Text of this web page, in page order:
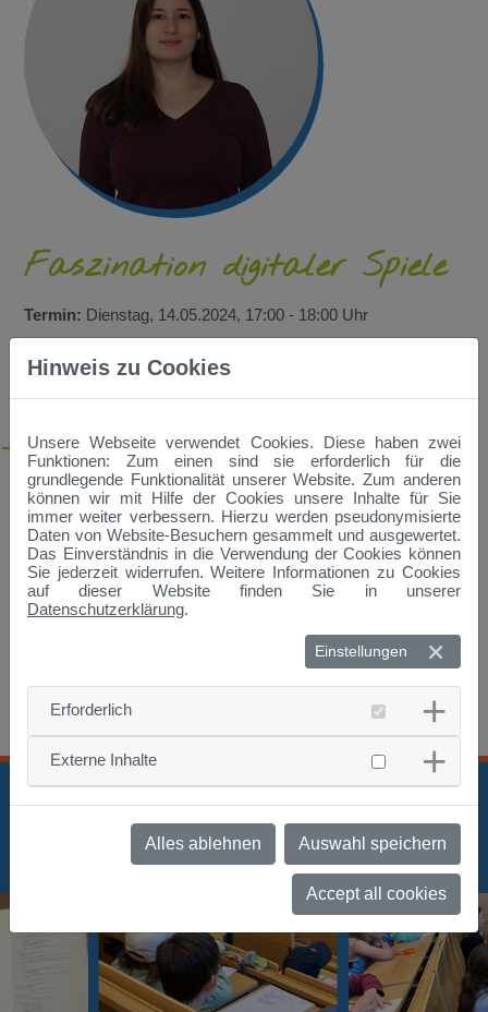
Faszination digitaler Spiele
Termin: Dienstag, 14.05.2024, 17:00 - 18:00 Uhr
Jugendmedien, Mitarbeiterin BayernLab Vilshofen
Ort:TUM Campus Straubing, im Hörsaal an der Uferstraße
Ob auf dem Smartphone, Tablet, am Computer oder auf der
Konsole, digitale Spiele sind beliebt.
Wieso spielen so viele Menschen digitale Spiele? Was macht
die Faszination aus und welche Tricks nutzen die
Spieleentwickler, um uns dazu zu bringen, ein Spiel zu
mögen?
Wir schauen uns die Strategien der Spieleentwickler an und
was dabei in unserem Gehirn passiert.
Pressebericht
Hinweis zu Cookies
Unsere Webseite verwendet Cookies. Diese haben zwei
Funktionen: Zum einen sind sie erforderlich für die
grundlegende Funktionalität unserer Website. Zum anderen
können wir mit Hilfe der Cookies unsere Inhalte für Sie
immer weiter verbessern. Hierzu werden pseudonymisierte
Daten von Website-Besuchern gesammelt und ausgewertet.
Das Einverständnis in die Verwendung der Cookies können
Sie jederzeit widerrufen. Weitere Informationen zu Cookies
auf dieser Website finden Sie in unserer
Datenschutzerklärung.
Einstellungen
Erforderlich
Externe Inhalte
Alles ablehnen Auswahl speichern
Accept all cookies